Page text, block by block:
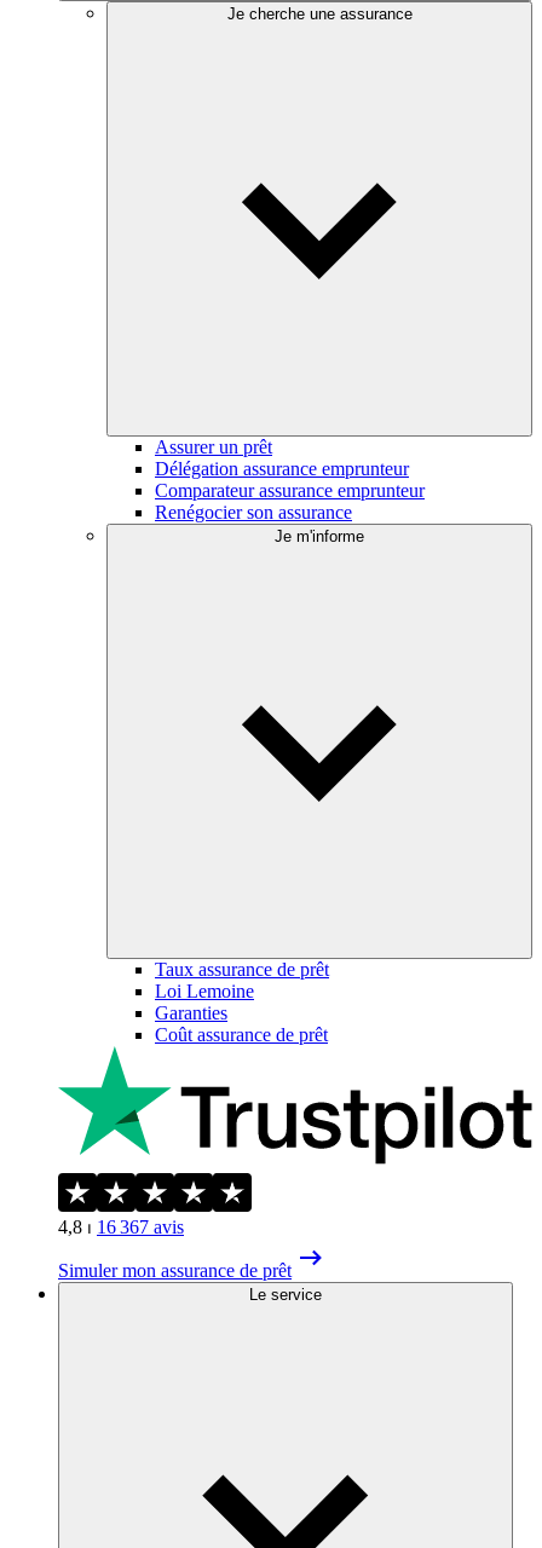
Je cherche une assurance
Assurer un prêt
Délégation assurance emprunteur
Comparateur assurance emprunteur
Renégocier son assurance
Je m'informe
Taux assurance de prêt
Loi Lemoine
Garanties
Coût assurance de prêt
4,8 ⏐ 16 367 avis
Simuler mon assurance de prêt
Le service